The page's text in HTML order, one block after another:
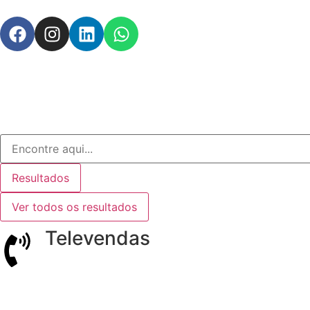
Resultados
Ver todos os resultados
Televendas